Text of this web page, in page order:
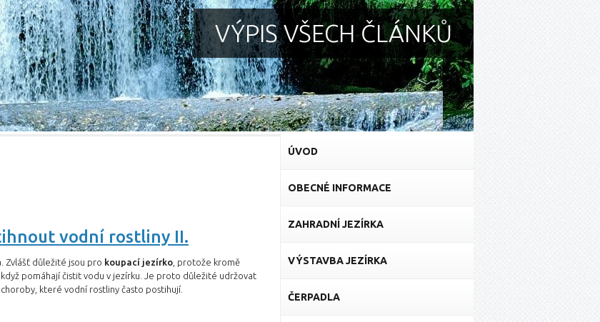
VÝPIS VŠECH ČLÁNKŮ
vodní rostliny II.
Zvlášť důležité jsou pro koupací jezírko , protože kromě
pomáhají čistit vodu v jezírku. Je proto důležité udržovat
které vodní rostliny často postihují.
ÚVOD
OBECNÉ INFORMACE
ZAHRADNÍ JEZÍRKA
VÝSTAVBA JEZÍRKA
ČERPADLA